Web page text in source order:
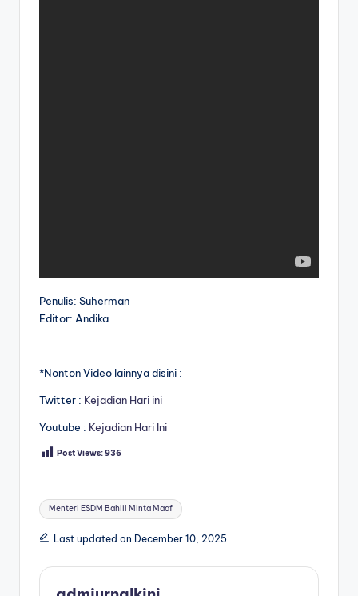
Penulis: Suherman
Editor: Andika
*Nonton Video lainnya disini :
Twitter : Kejadian Hari ini
Youtube : Kejadian Hari Ini
Post Views:936
Tags:
Menteri ESDM Bahlil Minta Maaf
Last updated on December 10, 2025